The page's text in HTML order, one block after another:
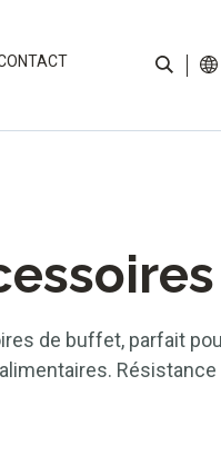
de buffet, parfait
Résistance